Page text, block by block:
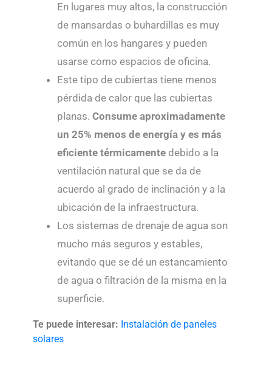
En lugares muy altos, la construcción
de mansardas o buhardillas es muy
común en los hangares y pueden
usarse como espacios de oficina.
Este tipo de cubiertas tiene menos
pérdida de calor que las cubiertas
planas.Consume aproximadamente
un 25% menos de energía y es más
eficiente térmicamente debido a la
ventilación natural que se da de
acuerdo al grado de inclinación y a la
ubicación de la infraestructura.
Los sistemas de drenaje de agua son
mucho más seguros y estables,
evitando que se dé un estancamiento
de agua o filtración de la misma en la
superficie.
Te puede interesar: Instalación de paneles
solares